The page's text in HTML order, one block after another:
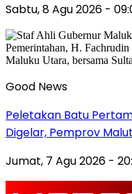
Sabtu, 8 Agu 2026 -
Good News
Peletakan Batu
Digelar, Pemprov
Jumat, 7 Agu 2026 -